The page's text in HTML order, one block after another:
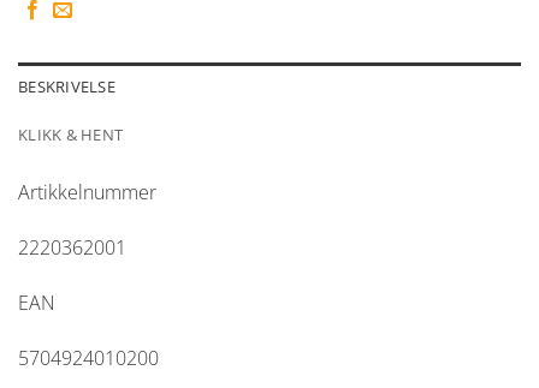
BESKRIVELSE
KLIKK & HENT
Artikkelnummer
2220362001
EAN
5704924010200